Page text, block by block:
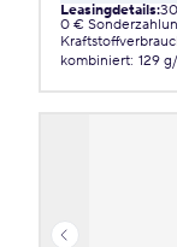
Leasingdetails:
0 €
kombiniert: 129